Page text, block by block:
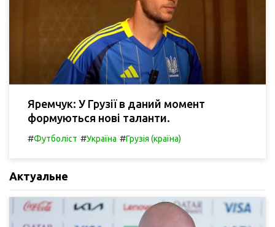
Яремчук: У Грузії в даний момент
формуються нові таланти.
#Футболіст #Україна #Грузія (країна)
Актуальне